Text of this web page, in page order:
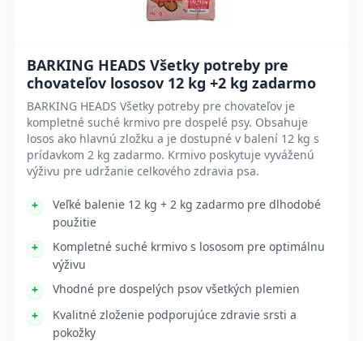
BARKING HEADS Všetky potreby pre
chovateľov lososov 12 kg +2 kg zadarmo
BARKING HEADS Všetky potreby pre chovateľov je
kompletné suché krmivo pre dospelé psy. Obsahuje
losos ako hlavnú zložku a je dostupné v balení 12 kg s
prídavkom 2 kg zadarmo. Krmivo poskytuje vyváženú
výživu pre udržanie celkového zdravia psa.
Veľké balenie 12 kg + 2 kg zadarmo pre dlhodobé
použitie
Kompletné suché krmivo s lososom pre optimálnu
výživu
Vhodné pre dospelých psov všetkých plemien
Kvalitné zloženie podporujúce zdravie srsti a
pokožky